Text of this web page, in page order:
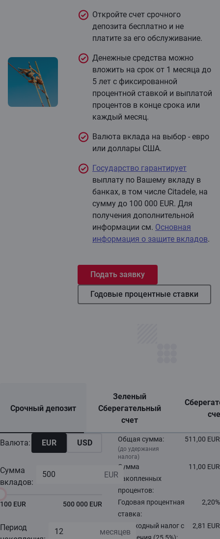
Откройте счет срочного
депозита бесплатно и не
платите за его обслуживание.
Денежные средства можно
вложить на срок от 1 месяца до
5 лет с фиксированной
процентной ставкой и выплатой
процентов в конце срока или
каждый месяц.
Валюта вклада на выбор - евро
или доллары США.
Государство гарантирует
выплату по Вашему вкладу в
банках, в том числе Citadele, на
сумму до 100 000 EUR. Для
получения дополнительной
информации см. Основная
информация о защите вкладов.
Подать заявку
Годовые процентные ставки
Срочный депозит
Зеленый
Cберегательный
счет
Валюта: EUR USD
Сумма
вкладов:
100 EUR 500 000 EUR
Период
Общая сумма:
(до удержания
налога)
511,00 EUR
Сумма
накопленных
процентов:
11,00 EUR
Годовая процентная
ставка:
2,20%
Подоходный налог с
2,81 EUR